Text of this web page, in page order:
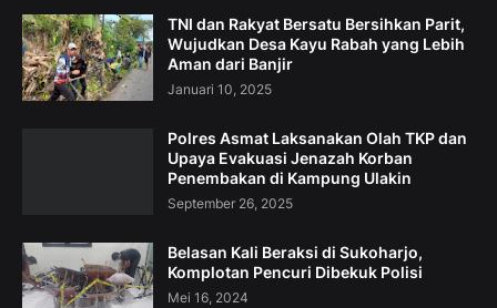
TNI dan Rakyat Bersatu Bersihkan Parit,
Wujudkan Desa Kayu Rabah yang Lebih
Aman dari Banjir
Januari 10, 2025
Polres Asmat Laksanakan Olah TKP dan
Upaya Evakuasi Jenazah Korban
Penembakan di Kampung Ulakin
September 26, 2025
Belasan Kali Beraksi di Sukoharjo,
Komplotan Pencuri Dibekuk Polisi
Mei 16, 2024